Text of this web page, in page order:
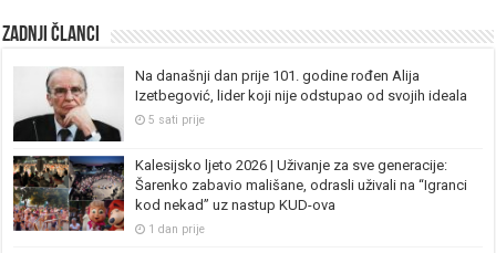
Zadnji članci
Na današnji dan prije 101. godine rođen Alija
Izetbegović, lider koji nije odstupao od svojih ideala
5 sati prije
Kalesijsko ljeto 2026 | Uživanje za sve generacije:
Šarenko zabavio mališane, odrasli uživali na “Igranci
kod nekad” uz nastup KUD-ova
1 dan prije